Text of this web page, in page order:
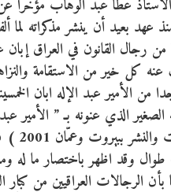
عطا عبد الوهاب مؤخرا
عهد بعيد أن ينشر مذكراته
من رجال القانون في العراق
كل خير من الاستقامة
من الأمير عبد الإله ابان
الذي عنونه بـ ” الأمير
والذي
وقد اظهر باختصار ما له وما
الرجالات العراقيين من كبار